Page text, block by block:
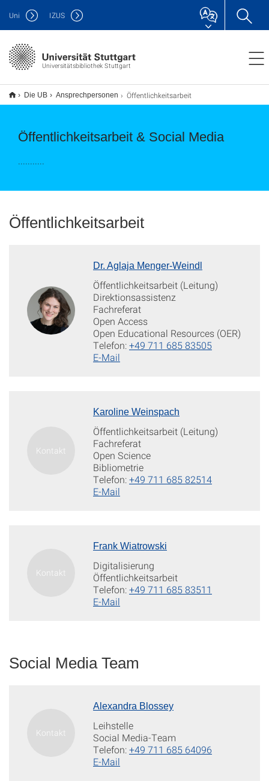
Universitätsbibliothek Stuttgart
Uni IZUS
Die UB Ansprechpersonen Öffentlichkeitsarbeit
Öffentlichkeitsarbeit & Social Media
Öffentlichkeitsarbeit
Dr. Aglaja Menger-Weindl
Öffentlichkeitsarbeit (Leitung)
Direktionsassistenz
Fachreferat
Open Access
Open Educational Resources (OER)
Telefon:+49 711 685 83505
E-Mail
Karoline Weinspach
Öffentlichkeitsarbeit (Leitung)
Fachreferat
Open Science
Bibliometrie
Telefon:+49 711 685 82514
E-Mail
Frank Wiatrowski
Digitalisierung
Öffentlichkeitsarbeit
Telefon:+49 711 685 83511
E-Mail
Social Media Team
Alexandra Blossey
Leihstelle
Social Media-Team
Telefon:+49 711 685 64096
E-Mail